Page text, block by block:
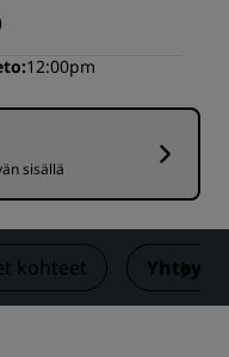
12:00pm
sisällä
kohteet